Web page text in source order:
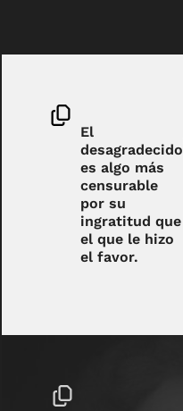
El
desagradecido
es algo más
censurable
por su
ingratitud que
el que le hizo
el favor.